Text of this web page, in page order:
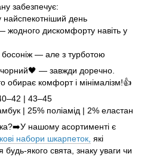
забезпечує:
найспекотніший день
жодного дискомфорту навіть у
босоніж — але з турботою
— завжди доречно.
обирає комфорт і мінімалізм!👍
| 43–45
| 25% поліамід | 2% еластан
нашому асортименті є
набори шкарпеток, які
якого свята, знаку уваги чи